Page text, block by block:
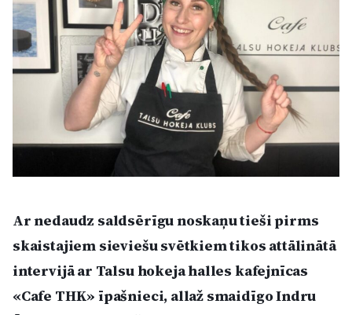
Video
Vieta
Sludinājumi
Pasākumi
Reklāma
Par mums
Ar nedaudz saldsērīgu noskaņu tieši pirms
skaistajiem sieviešu svētkiem tikos attālinātā
intervijā ar Talsu hokeja halles kafejnīcas
«Cafe THK» īpašnieci, allaž smaidīgo Indru